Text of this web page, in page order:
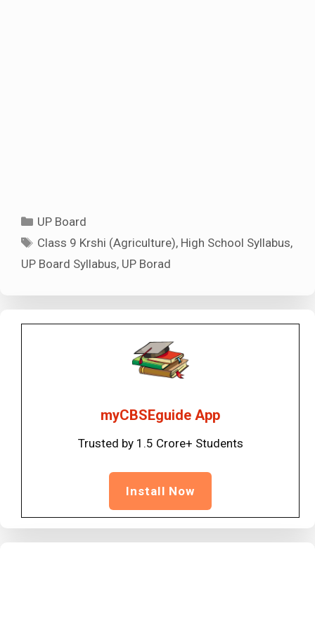
Categories
UP Board
Tags
Class 9 Krshi (Agriculture), High School Syllabus,
UP Board Syllabus, UP Borad
myCBSEguide App
Trusted by 1.5 Crore+ Students
Install Now